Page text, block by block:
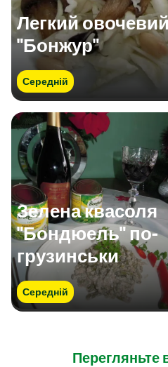
Легкий
"Бонжур"
Середній
Зелена квасоля
"Бондюель" по-
грузинськи
Середній
Перегляньте